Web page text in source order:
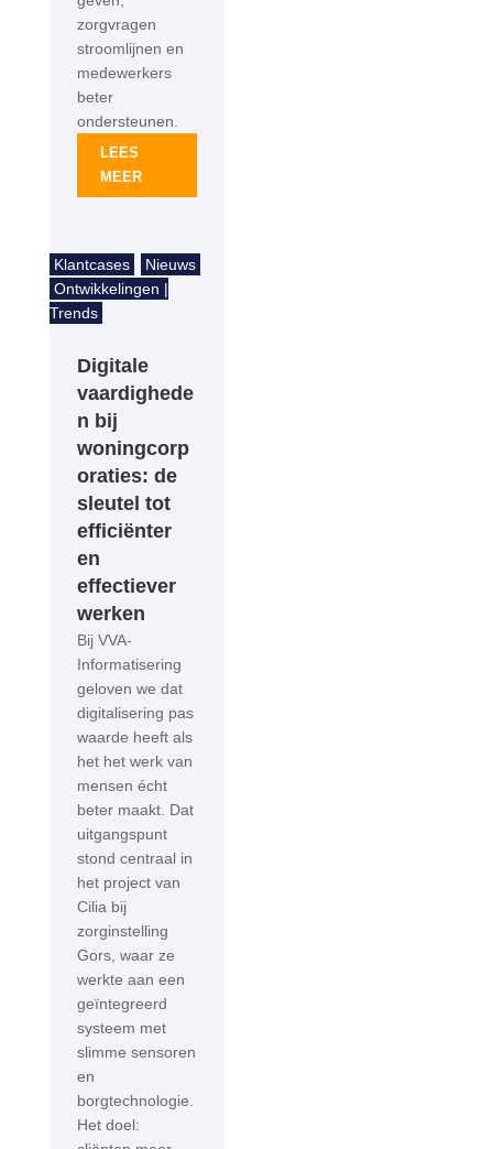
zorgvragen
stroomlijnen en
medewerkers
beter
ondersteunen.
LEES
MEER
Klantcases
Nieuws
Ontwikkelingen |
Trends
Digitale
vaardighede
n bij
woningcorp
oraties: de
sleutel tot
efficiënter
en
effectiever
werken
Bij VVA-
Informatisering
geloven we dat
digitalisering pas
waarde heeft als
het het werk van
mensen écht
beter maakt. Dat
uitgangspunt
stond centraal in
het project van
Cilia bij
zorginstelling
Gors, waar ze
werkte aan een
geïntegreerd
systeem met
slimme sensoren
en
borgtechnologie.
Het doel: